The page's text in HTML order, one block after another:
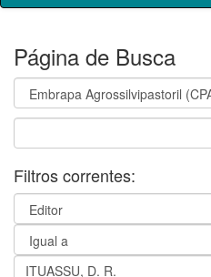
Página de Busca
Filtros correntes: